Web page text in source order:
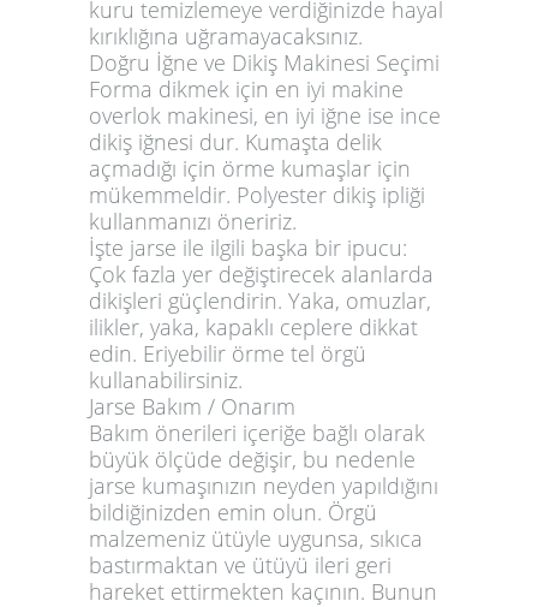
kuru temizlemeye verdiğinizde hayal
kırıklığına uğramayacaksınız.
Doğru İğne ve Dikiş Makinesi Seçimi
Forma dikmek için en iyi makine
overlok makinesi, en iyi iğne ise ince
dikiş iğnesi dur. Kumaşta delik
açmadığı için örme kumaşlar için
mükemmeldir. Polyester dikiş ipliği
kullanmanızı öneririz.
İşte jarse ile ilgili başka bir ipucu:
Çok fazla yer değiştirecek alanlarda
dikişleri güçlendirin. Yaka, omuzlar,
ilikler, yaka, kapaklı ceplere dikkat
edin. Eriyebilir örme tel örgü
kullanabilirsiniz.
Jarse Bakım / Onarım
Bakım önerileri içeriğe bağlı olarak
büyük ölçüde değişir, bu nedenle
jarse kumaşınızın neyden yapıldığını
bildiğinizden emin olun. Örgü
malzemeniz ütüyle uygunsa, sıkıca
bastırmaktan ve ütüyü ileri geri
hareket ettirmekten kaçının. Bunun